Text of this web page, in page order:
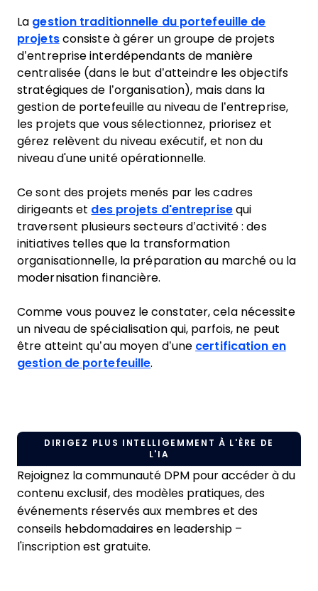
La gestion traditionnelle du portefeuille de
projetsconsiste à gérer un groupe de projets
d’entreprise interdépendants de manière
centralisée (dans le but d’atteindre les objectifs
stratégiques de l’organisation), mais dans la
gestion de portefeuille au niveau de l’entreprise,
les projets que vous sélectionnez, priorisez et
gérez relèvent du niveau exécutif, et non du
niveau d'une unité opérationnelle.
Ce sont des projets menés par les cadres
dirigeants et des projets d'entreprisequi
traversent plusieurs secteurs d’activité : des
initiatives telles que la transformation
organisationnelle, la préparation au marché ou la
modernisation financière.
Comme vous pouvez le constater, cela nécessite
un niveau de spécialisation qui, parfois, ne peut
être atteint qu’au moyen d’une certification en
gestion de portefeuille.
DIRIGEZ PLUS INTELLIGEMMENT À L'ÈRE DE
L'IA
Rejoignez la communauté DPM pour accéder à du
contenu exclusif, des modèles pratiques, des
événements réservés aux membres et des
conseils hebdomadaires en leadership –
l'inscription est gratuite.